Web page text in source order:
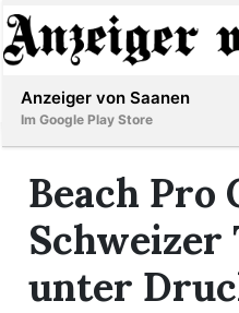
Beach Pro
Schweizer
unter
Anzeiger von Saanen
Im Google Play Store